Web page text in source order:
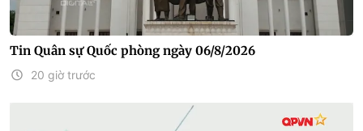
Tin Quân sự Quốc phòng ngày 06/8/2026
20 giờ trước